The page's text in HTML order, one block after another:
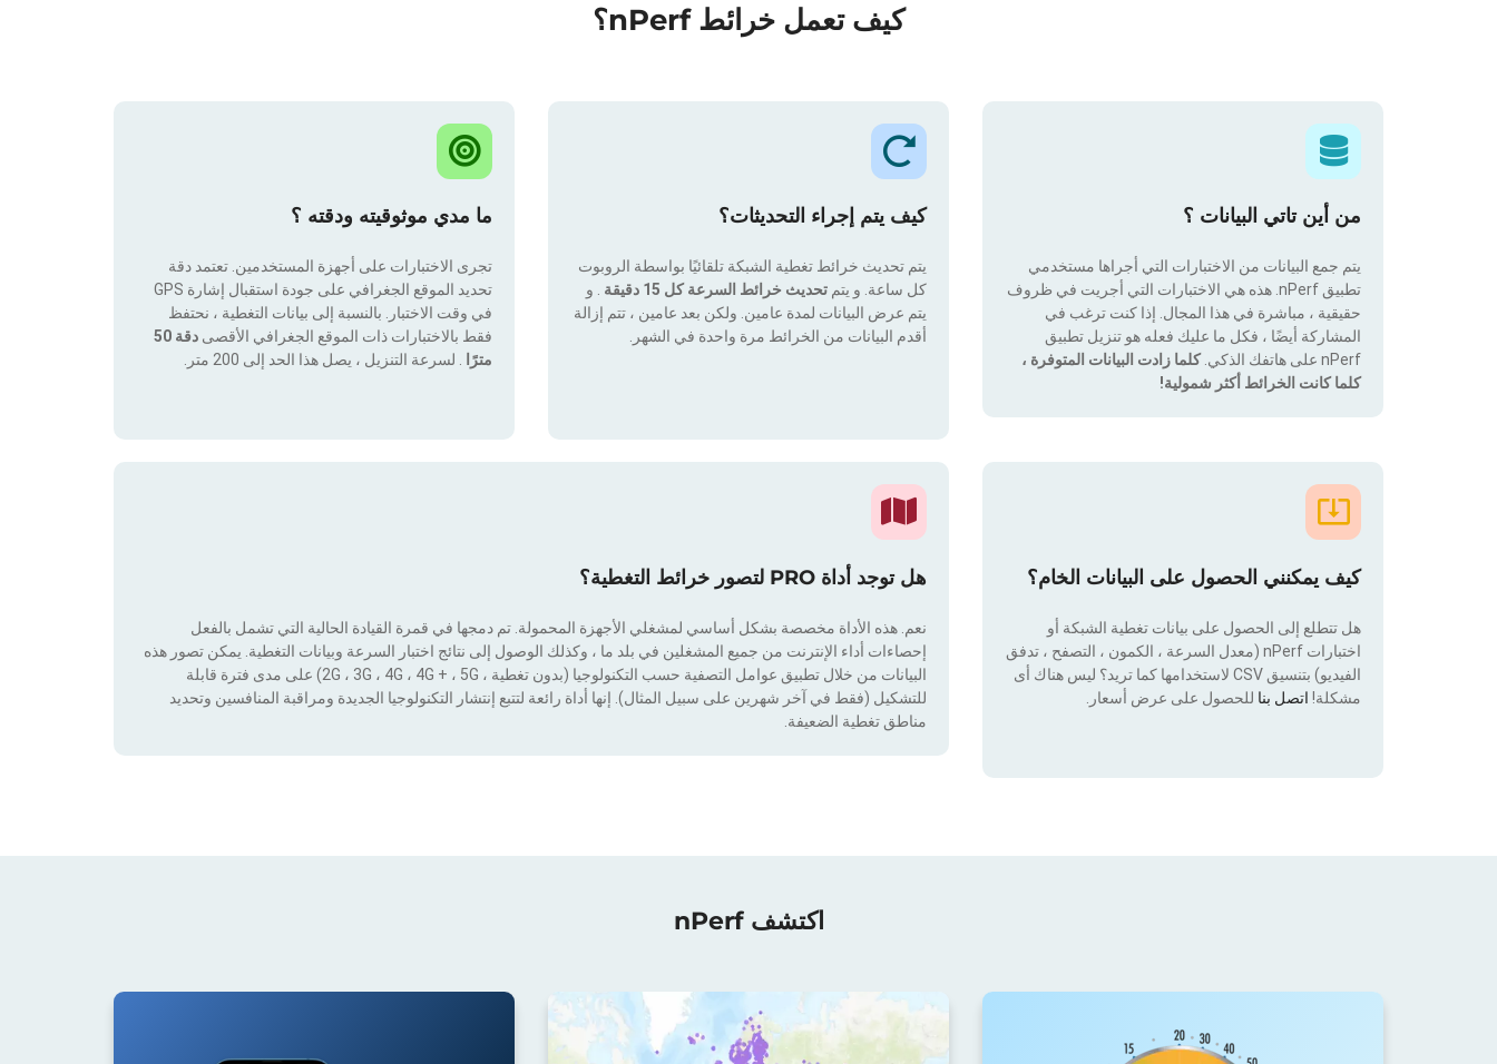
كيف تعمل خرائط nPerf؟
من أين تاتي البيانات ؟
يتم جمع البيانات من الاختبارات التي أجراها مستخدمي
تطبيق nPerf. هذه هي الاختبارات التي أجريت في ظروف
حقيقية ، مباشرة في هذا المجال. إذا كنت ترغب في
المشاركة أيضًا ، فكل ما عليك فعله هو تنزيل تطبيق
nPerf على هاتفك الذكي.
كلما زادت البيانات المتوفرة ،
كلما كانت الخرائط أكثر شمولية!
كيف يتم إجراء التحديثات؟
يتم تحديث خرائط تغطية الشبكة تلقائيًا بواسطة الروبوت
كل ساعة. و يتم تحديث خرائط السرعة كل 15 دقيقة
. و
يتم عرض البيانات لمدة عامين. ولكن بعد عامين ، تتم إزالة
أقدم البيانات من الخرائط مرة واحدة في الشهر.
ما مدي موثوقيته ودقته ؟
تجرى الاختبارات على أجهزة المستخدمين. تعتمد دقة
تحديد الموقع الجغرافي على جودة استقبال إشارة GPS
في وقت الاختبار. بالنسبة إلى بيانات التغطية ، نحتفظ
فقط بالاختبارات ذات الموقع الجغرافي الأقصى
دقة 50
مترًا
. لسرعة التنزيل ، يصل هذا الحد إلى 200 متر.
كيف يمكنني الحصول على البيانات الخام؟
هل تتطلع إلى الحصول على بيانات تغطية الشبكة أو
اختبارات nPerf (معدل السرعة ، الكمون ، التصفح ، تدفق
الفيديو) بتنسيق CSV لاستخدامها كما تريد؟ ليس هناك أى
مشكلة! اتصل بنا للحصول على عرض أسعار.
هل توجد أداة PRO لتصور خرائط التغطية؟
نعم. هذه الأداة مخصصة بشكل أساسي لمشغلي الأجهزة المحمولة. تم دمجها في قمرة القيادة الحالية التي تشمل بالفعل
إحصاءات أداء الإنترنت من جميع المشغلين في بلد ما ، وكذلك الوصول إلى نتائج اختبار السرعة وبيانات التغطية. يمكن تصور هذه
البيانات من خلال تطبيق عوامل التصفية حسب التكنولوجيا (بدون تغطية ، 2G ، 3G ، 4G ، 4G + ، 5G) على مدى فترة قابلة
للتشكيل (فقط في آخر شهرين على سبيل المثال). إنها أداة رائعة لتتبع إنتشار التكنولوجيا الجديدة ومراقبة المنافسين وتحديد
مناطق تغطية الضعيفة.
اكتشف nPerf